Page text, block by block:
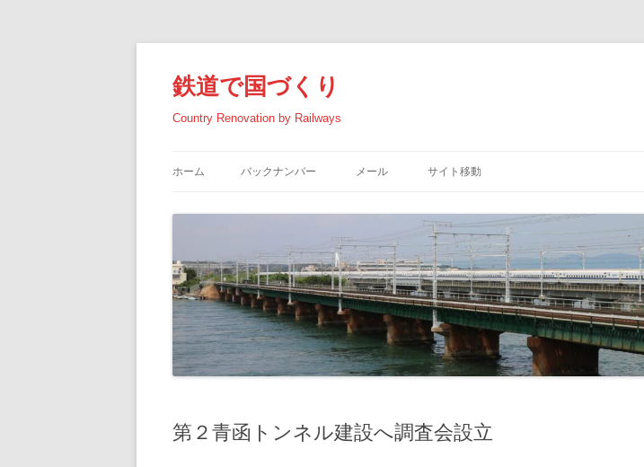
テ
ン
ツ
へ
ス
鉄道で国づくり
Country Renovation by Railways
ホーム バックナンバー
2025年の記事
2024年の記事
2023年の記事
2022年の記事
2020年の記事
メール サイト移動
「学科」に戻る
「大学」に戻る
第２青函トンネル建設へ調査会設立